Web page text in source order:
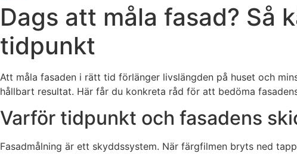
Dags att måla fasad? Så
tidpunkt
Att måla fasaden i rätt tid förlänger livslängden på huset och
hållbart resultat. Här får du konkreta råd för att bedöma
Varför tidpunkt och fasadens
Fasadmålning är ett skyddssystem. När färgfilmen bryts ned